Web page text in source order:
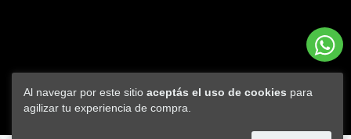
Al navegar por este sitio aceptás el uso de cookies para
agilizar tu experiencia de compra.